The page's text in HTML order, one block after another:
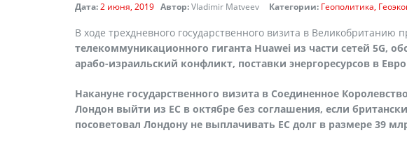
Дата:2 июня, 2019 Автор:Vladimir Matveev Категории: Геополитика
В ходе трехдневного государственного визита в Великобританию
телекоммуникационного гиганта Huawei из части сетей 5G,
арабо-израильский конфликт, поставки энергоресурсов в
Накануне государственного визита в Соединенное
Лондон выйти из ЕС в октябре без соглашения, если
посоветовал Лондону не выплачивать ЕС долг в размере 39